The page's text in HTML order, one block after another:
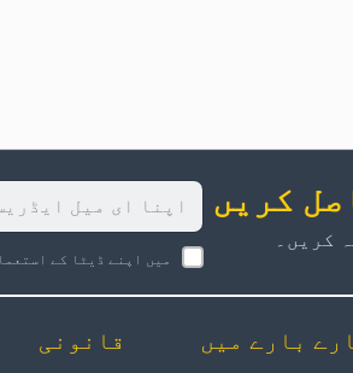
کریں
کریں۔
میں اپنے ڈیٹا کے
بارے میں قانونی